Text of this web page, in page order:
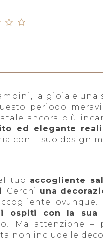
la gioia e una
periodo
ancora più
ed elegante
con il suo design
tuo accogliente
. Cerchi una
ospiti con la sua
Ma attenzione
non include le